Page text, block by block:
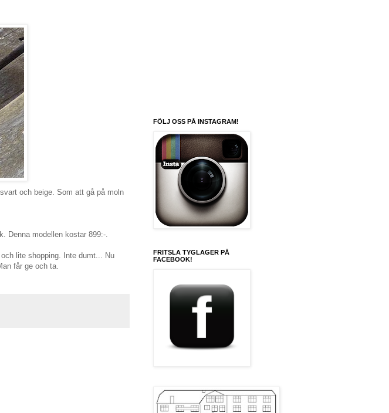
och beige. Som att gå på moln
Denna modellen kostar 899:-.
lite shopping. Inte dumt... Nu
får ge och ta.
FÖLJ OSS PÅ INSTAGRAM!
FRITSLA TYGLAGER PÅ
FACEBOOK!